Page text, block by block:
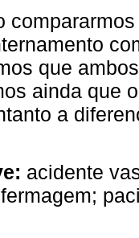
que
ainda que
a
acidente